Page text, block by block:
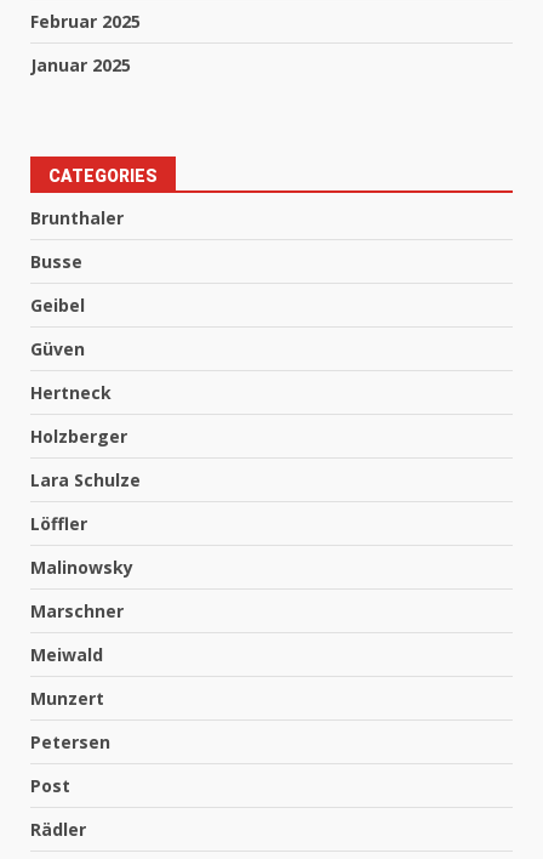
Februar 2025
Januar 2025
CATEGORIES
Brunthaler
Busse
Geibel
Güven
Hertneck
Holzberger
Lara Schulze
Löffler
Malinowsky
Marschner
Meiwald
Munzert
Petersen
Post
Rädler